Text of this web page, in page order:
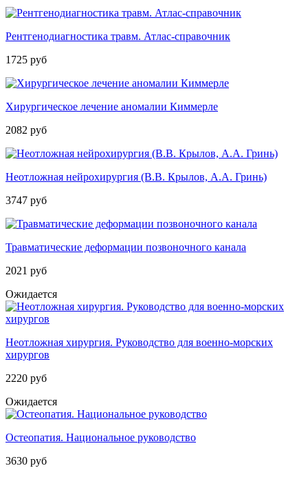
Рентгенодиагностика травм. Атлас­-справочник
1725 руб
Хирургическое лечение аномалии Киммерле
2082 руб
Неотложная нейрохирургия (В.В. Крылов, А.А. Гринь)
3747 руб
Травматические деформации позвоночного канала
2021 руб
Ожидается
Неотложная хирургия. Руководство для военно-морских
хирургов
2220 руб
Ожидается
Остеопатия. Национальное руководство
3630 руб